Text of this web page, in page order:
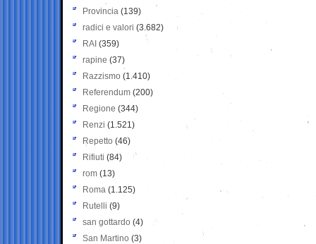
Provincia (139)
radici e valori (3.682)
RAI (359)
rapine (37)
Razzismo (1.410)
Referendum (200)
Regione (344)
Renzi (1.521)
Repetto (46)
Rifiuti (84)
rom (13)
Roma (1.125)
Rutelli (9)
san gottardo (4)
San Martino (3)